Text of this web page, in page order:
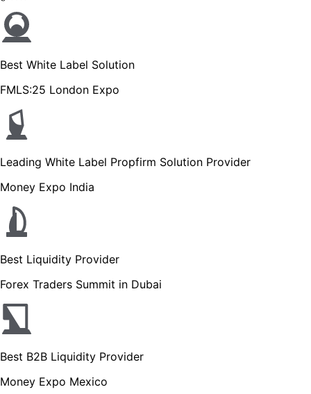
Best White Label Solution
FMLS:25 London Expo
Leading White Label Propfirm Solution Provider
Money Expo India
Best Liquidity Provider
Forex Traders Summit in Dubai
Best B2B Liquidity Provider
Money Expo Mexico